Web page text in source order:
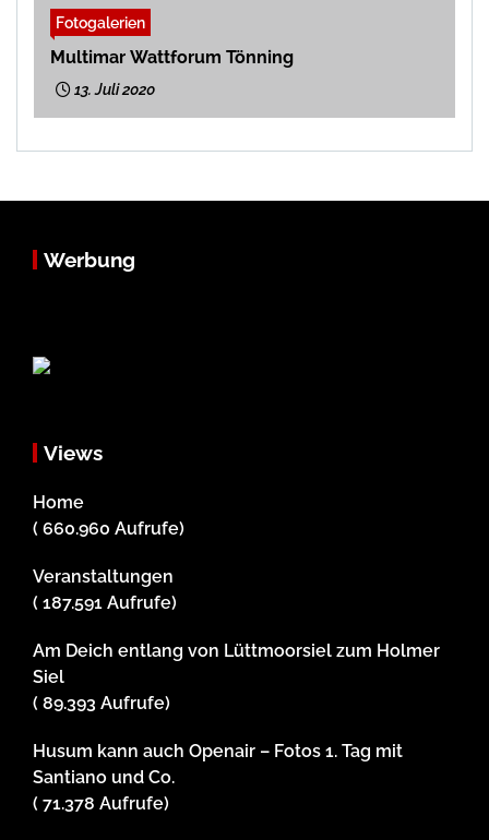
Fotogalerien
Multimar Wattforum Tönning
13. Juli 2020
Werbung
Views
Home
( 660.960 Aufrufe)
Veranstaltungen
( 187.591 Aufrufe)
Am Deich entlang von Lüttmoorsiel zum Holmer
Siel
( 89.393 Aufrufe)
Husum kann auch Openair – Fotos 1. Tag mit
Santiano und Co.
( 71.378 Aufrufe)